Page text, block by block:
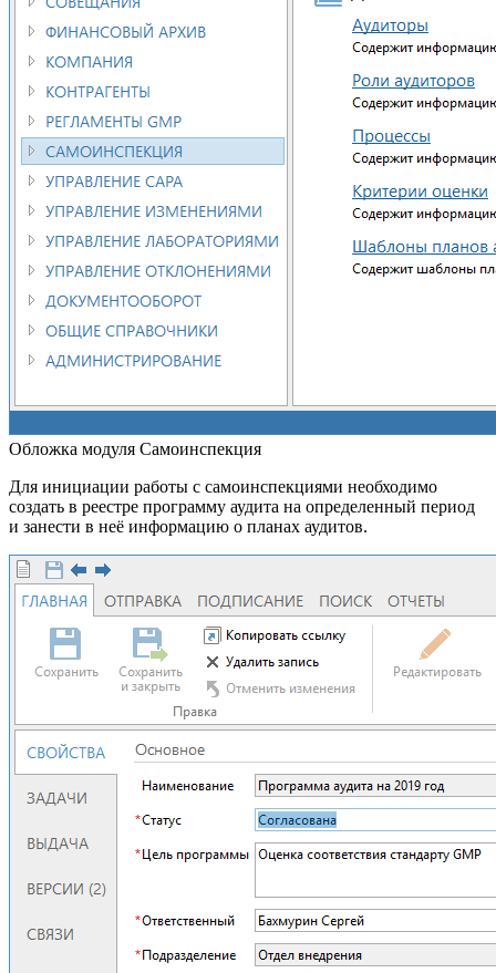
Обложка модуля Самоинспекция
Для инициации работы с самоинспекциями необходимо
создать в реестре программу аудита на определенный период
и занести в неё информацию о планах аудитов.